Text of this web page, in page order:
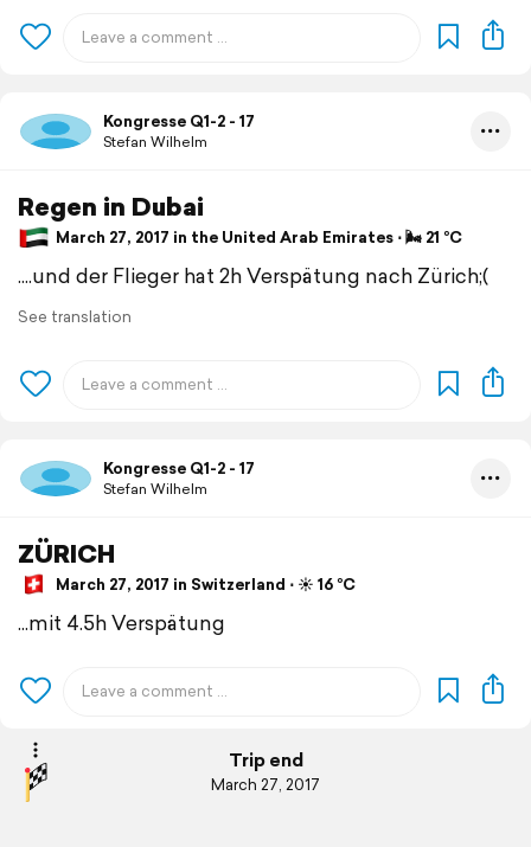
Kongresse Q1-2 - 17
Stefan Wilhelm
Regen in Dubai
March 27, 2017 in the United Arab Emirates ⋅ 🌬 21 °C
....und der Flieger hat 2h Verspätung nach Zürich;(
See translation
Kongresse Q1-2 - 17
Stefan Wilhelm
ZÜRICH
March 27, 2017 in Switzerland ⋅ ☀️ 16 °C
...mit 4.5h Verspätung
Trip end
March 27, 2017